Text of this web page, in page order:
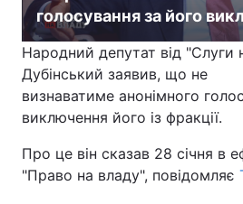
голосування за його
Народний депутат від "Слуги
Дубінський заявив, що не
визнаватиме анонімного
виключення його із фракції.
Про це він сказав 28 січня в
"Право на владу", повідомляє